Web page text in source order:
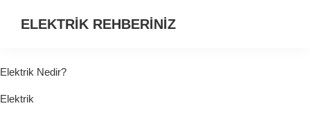
ELEKTRİK REHBERİNİZ
HER
Elektrik Nedir?
Elektrik